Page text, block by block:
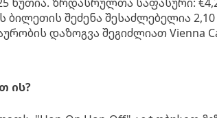
ბილეთის შეძენა შესაძლებელია
დაზოგვა შეგიძლიათ Vienna
ის?